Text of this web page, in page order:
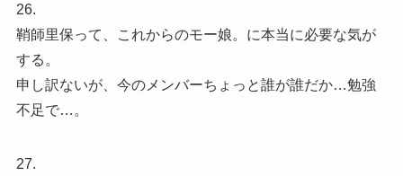
26.
鞘師里保って、これからのモー娘。に本当に必要な気が
する。
申し訳ないが、今のメンバーちょっと誰が誰だか…勉強
不足で…。
27.